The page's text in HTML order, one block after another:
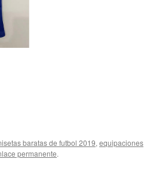
baratas de futbol 2019, equipaciones
permanente.